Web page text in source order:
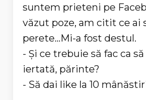
suntem prieteni pe
văzut poze, am citit ce ai
perete...Mi-a fost destul.
- Și ce trebuie să fac ca
iertată, părinte?
- Să dai like la 10